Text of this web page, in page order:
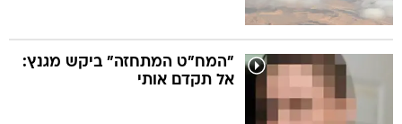
"המח"ט המתחזה" ביקש מגנץ:
אל תקדם אותי